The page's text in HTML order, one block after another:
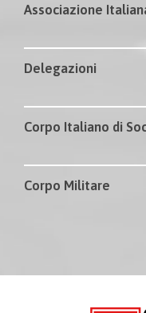
Associazione
Delegazioni
Corpo Italiano di
Corpo Militare